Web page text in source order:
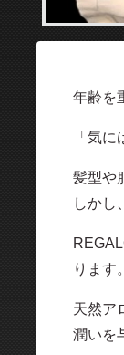
年齢を
「気
髪型や
しかし
ります。
天然ア
潤いを